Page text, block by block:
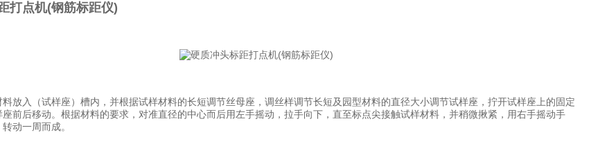
打点机(钢筋标距仪)
放入（试样座）槽内，并根据试样材料的长短调节丝母座，调丝样调节长短及园型材料的直径大小调节试样座，拧开试样座上的固定
前后移动。根据材料的要求，对准直径的中心而后用左手摇动，拉手向下，直至标点尖接触试样材料，并稍微揪紧，用右手摇动手
动一周而成。